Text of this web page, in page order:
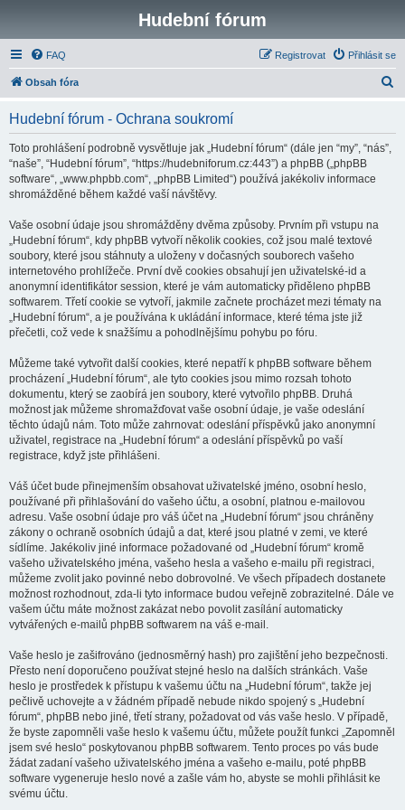
Hudební fórum
FAQ Přihlásit se
Registrovat
Obsah fóra
Hudební fórum - Ochrana soukromí
Toto prohlášení podrobně vysvětluje jak „Hudební fórum“ (dále jen “my”, “nás”,
“naše”, “Hudební fórum”, “https://hudebniforum.cz:443”) a phpBB („phpBB
software“, „www.phpbb.com“, „phpBB Limited“) používá jakékoliv informace
shromážděné během každé vaší návštěvy.
Vaše osobní údaje jsou shromážděny dvěma způsoby. Prvním při vstupu na
„Hudební fórum“, kdy phpBB vytvoří několik cookies, což jsou malé textové
soubory, které jsou stáhnuty a uloženy v dočasných souborech vašeho
internetového prohlížeče. První dvě cookies obsahují jen uživatelské-id a
anonymní identifikátor session, které je vám automaticky přiděleno phpBB
softwarem. Třetí cookie se vytvoří, jakmile začnete procházet mezi tématy na
„Hudební fórum“, a je používána k ukládání informace, které téma jste již
přečetli, což vede k snažšímu a pohodlnějšímu pohybu po fóru.
Můžeme také vytvořit další cookies, které nepatří k phpBB software během
procházení „Hudební fórum“, ale tyto cookies jsou mimo rozsah tohoto
dokumentu, který se zaobírá jen soubory, které vytvořilo phpBB. Druhá
možnost jak můžeme shromažďovat vaše osobní údaje, je vaše odeslání
těchto údajů nám. Toto může zahrnovat: odeslání příspěvků jako anonymní
uživatel, registrace na „Hudební fórum“ a odeslání příspěvků po vaší
registrace, když jste přihlášeni.
Váš účet bude přinejmenším obsahovat uživatelské jméno, osobní heslo,
používané při přihlašování do vašeho účtu, a osobní, platnou e-mailovou
adresu. Vaše osobní údaje pro váš účet na „Hudební fórum“ jsou chráněny
zákony o ochraně osobních údajů a dat, které jsou platné v zemi, ve které
sídlíme. Jakékoliv jiné informace požadované od „Hudební fórum“ kromě
vašeho uživatelského jména, vašeho hesla a vašeho e-mailu při registraci,
můžeme zvolit jako povinné nebo dobrovolné. Ve všech případech dostanete
možnost rozhodnout, zda-li tyto informace budou veřejně zobrazitelné. Dále ve
vašem účtu máte možnost zakázat nebo povolit zasílání automaticky
vytvářených e-mailů phpBB softwarem na váš e-mail.
Vaše heslo je zašifrováno (jednosměrný hash) pro zajištění jeho bezpečnosti.
Přesto není doporučeno používat stejné heslo na dalších stránkách. Vaše
heslo je prostředek k přístupu k vašemu účtu na „Hudební fórum“, takže jej
pečlivě uchovejte a v žádném případě nebude nikdo spojený s „Hudební
fórum“, phpBB nebo jiné, třetí strany, požadovat od vás vaše heslo. V případě,
že byste zapomněli vaše heslo k vašemu účtu, můžete použít funkci „Zapomněl
jsem své heslo“ poskytovanou phpBB softwarem. Tento proces po vás bude
žádat zadaní vašeho uživatelského jména a vašeho e-mailu, poté phpBB
software vygeneruje heslo nové a zašle vám ho, abyste se mohli přihlásit ke
svému účtu.